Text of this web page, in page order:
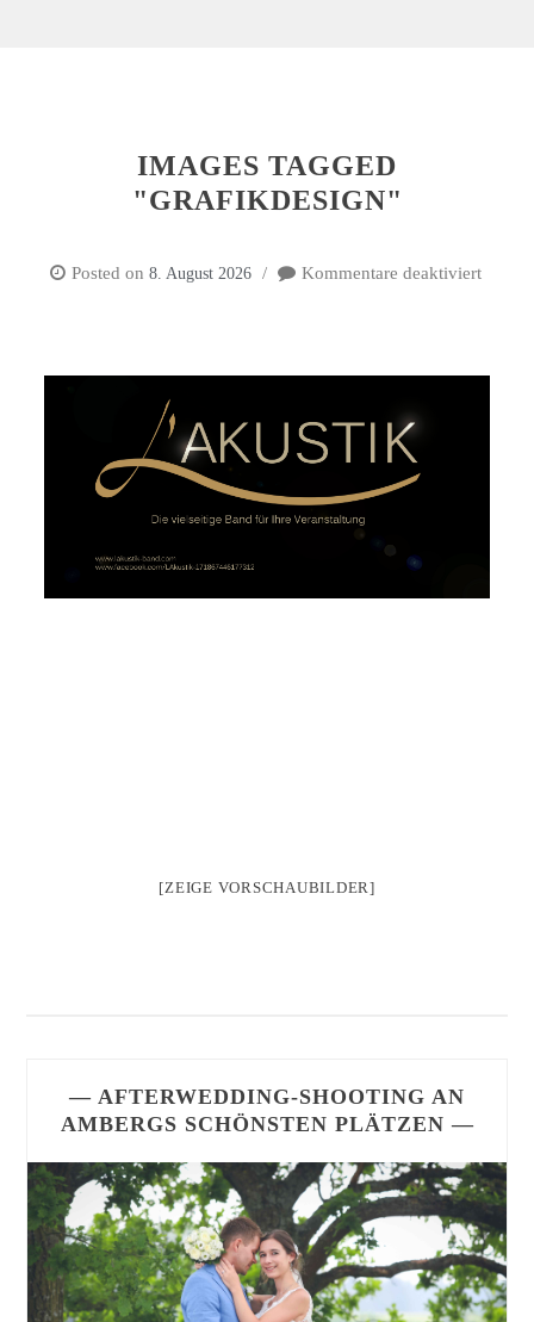
IMAGES TAGGED
"GRAFIKDESIGN"
Posted on 8. August 2026 Kommentare deaktiviert
[ZEIGE VORSCHAUBILDER]
— AFTERWEDDING-SHOOTING AN
AMBERGS SCHÖNSTEN PLÄTZEN —